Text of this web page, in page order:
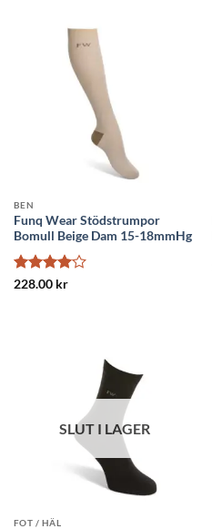
BEN
Funq Wear Stödstrumpor
Bomull Beige Dam 15-18mmHg
Betygsatt
228.00 kr
SLUT I LAGER
FOT / HÄL